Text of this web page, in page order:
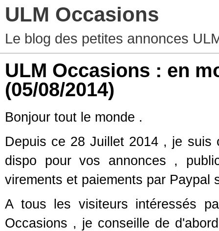
ULM Occasions
Le blog des petites annonces
ULM Occasions : en
(05/08/2014)
Bonjour tout le monde .
Depuis ce 28 Juillet 2014 , je suis
dispo pour vos annonces ,
virements et paiements par Paypal
A tous les visiteurs intéressés
Occasions , je conseille de